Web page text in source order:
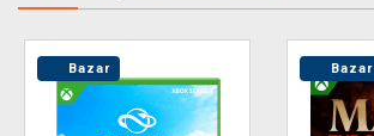
Bazar Bazar